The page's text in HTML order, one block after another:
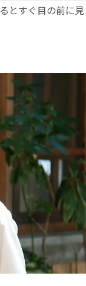
すぐ目の前に見